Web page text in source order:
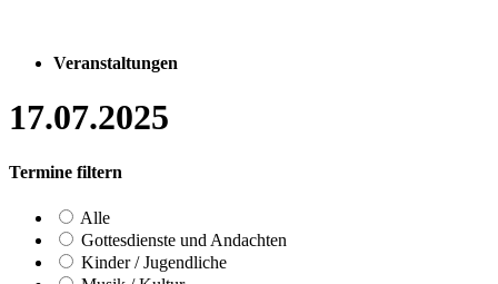
Veranstaltungen
17.07.2025
Termine filtern
Alle
Gottesdienste und Andachten
Kinder / Jugendliche